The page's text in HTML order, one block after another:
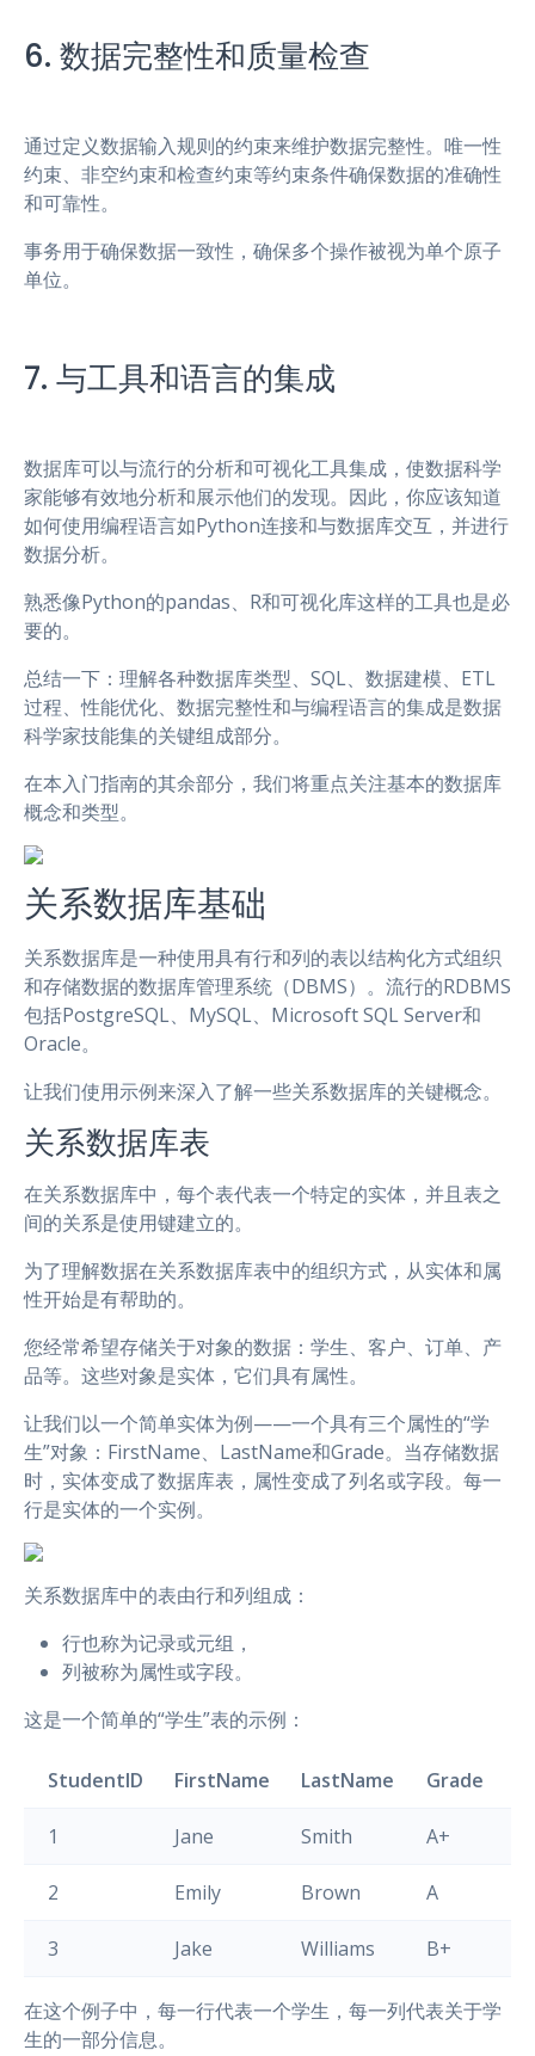
6. 数据完整性和质量检查
通过定义数据输入规则的约束来维护数据完整性。唯一性
约束、非空约束和检查约束等约束条件确保数据的准确性
和可靠性。
事务用于确保数据一致性，确保多个操作被视为单个原子
单位。
7. 与工具和语言的集成
数据库可以与流行的分析和可视化工具集成，使数据科学
家能够有效地分析和展示他们的发现。因此，你应该知道
如何使用编程语言如Python连接和与数据库交互，并进行
数据分析。
熟悉像Python的pandas、R和可视化库这样的工具也是必
要的。
总结一下：理解各种数据库类型、SQL、数据建模、ETL
过程、性能优化、数据完整性和与编程语言的集成是数据
科学家技能集的关键组成部分。
在本入门指南的其余部分，我们将重点关注基本的数据库
概念和类型。
关系数据库基础
关系数据库是一种使用具有行和列的表以结构化方式组织
和存储数据的数据库管理系统（DBMS）。流行的RDBMS
包括PostgreSQL、MySQL、Microsoft SQL Server和
Oracle。
让我们使用示例来深入了解一些关系数据库的关键概念。
关系数据库表
在关系数据库中，每个表代表一个特定的实体，并且表之
间的关系是使用键建立的。
为了理解数据在关系数据库表中的组织方式，从实体和属
性开始是有帮助的。
您经常希望存储关于对象的数据：学生、客户、订单、产
品等。这些对象是实体，它们具有属性。
让我们以一个简单实体为例——一个具有三个属性的“学
生”对象：FirstName、LastName和Grade。当存储数据
时，实体变成了数据库表，属性变成了列名或字段。每一
行是实体的一个实例。
关系数据库中的表由行和列组成：
行也称为记录或元组，
列被称为属性或字段。
这是一个简单的“学生”表的示例：
StudentID FirstName LastName Grade
1 Jane Smith A+
2 Emily Brown A
3 Jake Williams B+
在这个例子中，每一行代表一个学生，每一列代表关于学
生的一部分信息。